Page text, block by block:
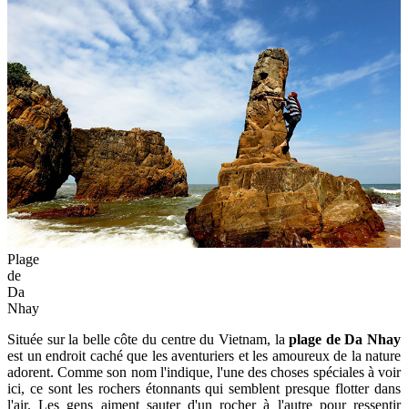
Plage
de
Da
Nhay
Située sur la belle côte du centre du Vietnam, laplage de Da Nhay
est un endroit caché que les aventuriers et les amoureux de la nature
adorent. Comme son nom l'indique, l'une des choses spéciales à voir
ici, ce sont les rochers étonnants qui semblent presque flotter dans
l'air. Les gens aiment sauter d'un rocher à l'autre pour ressentir